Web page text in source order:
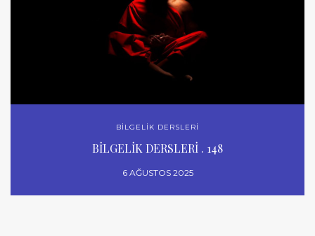
BİLGELİK DERSLERİ
BİLGELİK DERSLERİ . 148
6 AĞUSTOS 2025